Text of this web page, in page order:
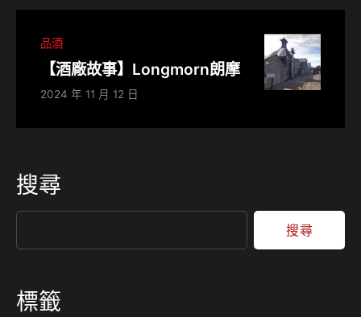
品酒
【酒廠故事】Longmorn朗摩
2024 年 11 月 12 日
搜尋
搜尋
標籤